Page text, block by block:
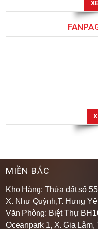
MIỀN BẮC
X. Như Quỳnh,T. Hưng
Văn Phòng: Biệt Thự
Oceanpark 1, X. Gia Lâm,
Hotline: 0909 382 863